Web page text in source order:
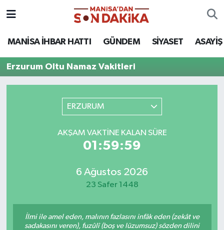
MANİSA İHBAR HATTI GÜNDEM SİYASET ASAYİŞ
Erzurum Oltu Namaz Vakitleri
ERZURUM
AKŞAM VAKTINE KALAN SÜRE
01:59:59
6 Ağustos 2026
23 Safer 1448
İlmi ile amel eden, malının fazlasını infâk eden (zekât ve
sadakasını veren), fuzûlî (boş ve lüzumsuz) sözden dilini
ASAYİŞ
GÜNDEM
MAGAZİN
MANİSA'DA TRAFİK
YAŞAM
Hava Durumu
Trafik Durumu
Tüm Manşetler
Son Dakika Haberleri